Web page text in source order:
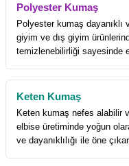
Polyester Kumaş
Polyester kumaş dayanıklı
giyim ve dış giyim
temizlenebilirliği sayesinde
Keten Kumaş
Keten kumaş nefes alabilir
elbise üretiminde yoğun
ve dayanıklılığı ile öne çıkar.